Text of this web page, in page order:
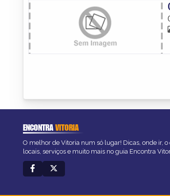
ENCONTRAVITORIA
O melhor de Vitoria num só lugar! Dicas, onde ir,
locais, serviços e muito mais no guia Encontra